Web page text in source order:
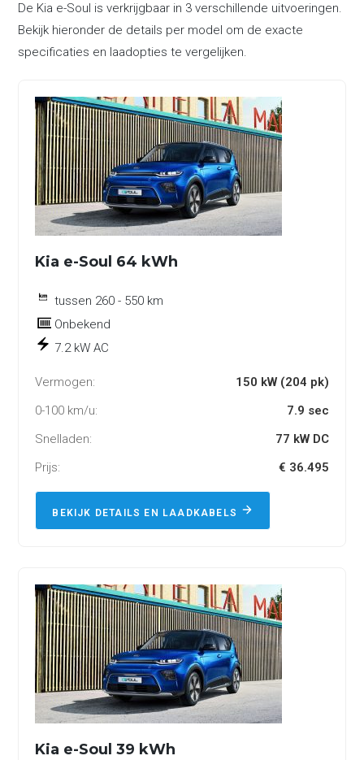
De Kia e-Soul is verkrijgbaar in 3 verschillende uitvoeringen.
Bekijk hieronder de details per model om de exacte
specificaties en laadopties te vergelijken.
Kia e-Soul 64 kWh
tussen 260 - 550 km
Onbekend
7.2 kW AC
Vermogen:
150 kW (204 pk)
0-100 km/u:
7.9 sec
Snelladen:
77 kW DC
Prijs:
€ 36.495
BEKIJK DETAILS EN LAADKABELS
Kia e-Soul 39 kWh